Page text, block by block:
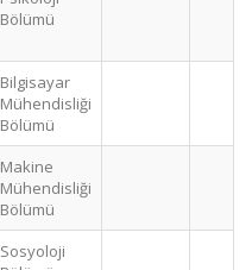
Bölümü
Bilgisayar
Mühendisliği
Bölümü
Makine
Mühendisliği
Bölümü
Sosyoloji